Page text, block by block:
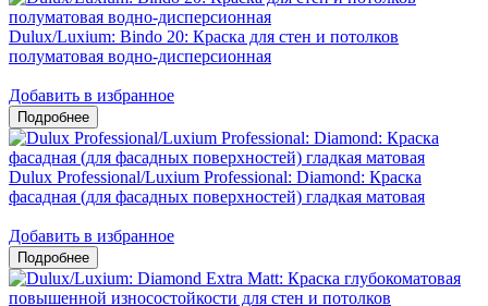
Dulux/Luxium: Bindo 20: Краска для стен и потолков
полуматовая водно-дисперсионная
Добавить в избранное
Dulux Professional/Luxium Professional: Diamond: Краска
фасадная (для фасадных поверхностей) гладкая матовая
Добавить в избранное